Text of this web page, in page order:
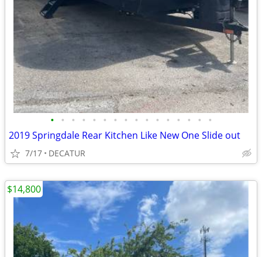
• • • • • • • • • • • • • • • •
2019 Springdale Rear Kitchen Like New One Slide out
7/17 DECATUR
$14,800